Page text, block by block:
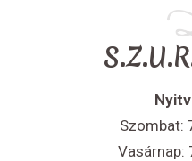
Szombat:
Vasárnap: